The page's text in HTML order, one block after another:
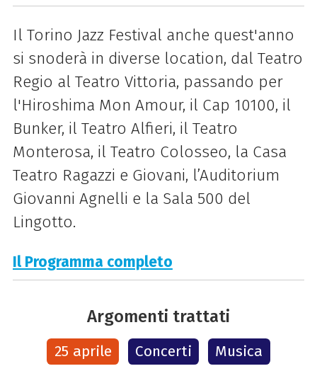
Il Torino Jazz Festival anche quest'anno
si snoderà in diverse location, dal Teatro
Regio al Teatro Vittoria, passando per
l'Hiroshima Mon Amour, il Cap 10100, il
Bunker, il Teatro Alfieri, il Teatro
Monterosa, il Teatro Colosseo, la Casa
Teatro Ragazzi e Giovani, l’Auditorium
Giovanni Agnelli e la Sala 500 del
Lingotto.
Il Programma completo
Argomenti trattati
25 aprile Concerti Musica